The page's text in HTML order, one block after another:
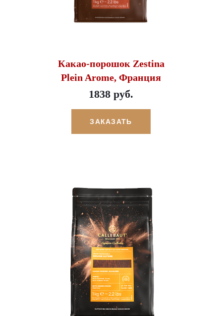
Какао-порошок Zestina
Plein Arome, Франция
1838 руб.
ЗАКАЗАТЬ